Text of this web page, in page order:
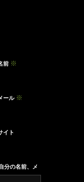
前 ※
ール ※
イト
分の名前、メ